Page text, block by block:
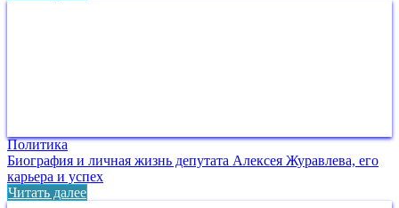
Политика
Биография и личная жизнь депутата Алексея Журавлева, его
карьера и успех
Читать далее